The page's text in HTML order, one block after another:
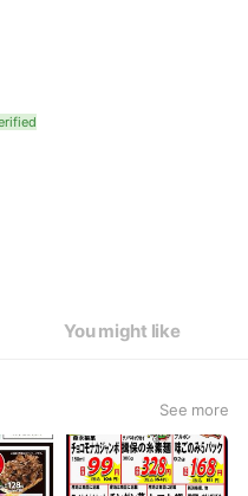
You might like
See more